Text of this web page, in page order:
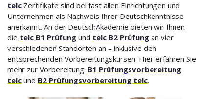
telc Zertifikate sind bei fast allen Einrichtungen und
Unternehmen als Nachweis Ihrer Deutschkenntnisse
anerkannt. An der DeutschAkademie bieten wir Ihnen
die telc B1 Prüfung und telc B2 Prüfung an vier
verschiedenen Standorten an – inklusive den
entsprechenden Vorbereitungskursen. Hier erfahren Sie
mehr zur Vorbereitung: B1 Prüfungsvorbereitung
telc und B2 Prüfungsvorbereitung telc.